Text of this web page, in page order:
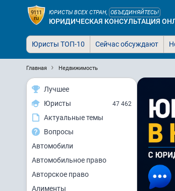
ЮРИСТЫ ВСЕХ СТРАН, ОБЪЕДИНЯЙТЕСЬ!
ЮРИДИЧЕСКАЯ КОНСУЛЬТАЦИЯ
Юристы ТОП-10 Сейчас обсуждают
Главная Недвижимость
Лучшее
Юристы
47 462
Актуальные темы
Вопросы
Автомобили
Автомобильное право
Авторское право
Алименты